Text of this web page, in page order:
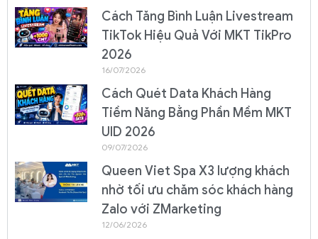
Cách Tăng Bình Luận Livestream
TikTok Hiệu Quả Với MKT TikPro
2026
16/07/2026
Cách Quét Data Khách Hàng
Tiềm Năng Bằng Phần Mềm MKT
UID 2026
09/07/2026
Queen Viet Spa X3 lượng khách
nhờ tối ưu chăm sóc khách hàng
Zalo với ZMarketing
12/06/2026